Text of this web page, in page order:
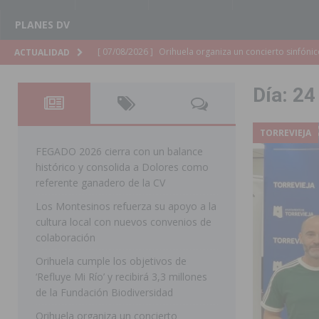
PLANES DV
ACTUALIDAD [ 07/08/2026 ] El Ayuntamiento de Almoradí mejora
[ 07/08/2026 ]
Educación destina 1,2 millones
[ 07/08/2026 ] La Policía Nacional desarticula un
clonación de llaves electrónicas
ORIHUELA
[ 07/08/2026 ] Torrevieja impulsa el empleo con la
[ 07/08/2026 ] Raiguero de Bonanza alerta del riesgo
[ 07/08/2026 ]
La Generalitat impulsa el
[ 07/08/2026 ] Benferri ya se prepara para dar
Día:
TORREVIEJA
FEGADO 2026 cierra con un balance
histórico y consolida a Dolores como
referente ganadero de la CV
Los Montesinos refuerza su apoyo a la
cultura local con nuevos convenios de
colaboración
Orihuela cumple los objetivos de
‘Refluye Mi Río’ y recibirá 3,3 millones
de la Fundación Biodiversidad
Orihuela organiza un concierto